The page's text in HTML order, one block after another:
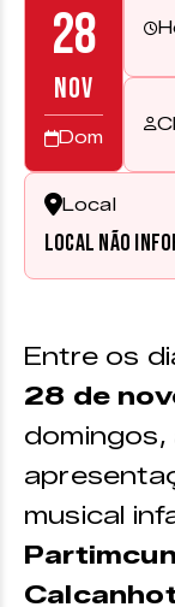
28
NOV
Dom
Local
Local não
Entre os
28 de
domingos,
musical